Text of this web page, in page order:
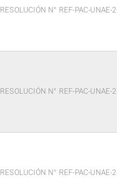
RESOLUCIÓN N° REF-PAC-UNAE-
RESOLUCIÓN N° REF-PAC-UNAE-
RESOLUCIÓN N° REF-PAC-UNAE-